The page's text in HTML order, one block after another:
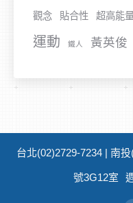
觀念 貼合性 超高能
運動 鐵人 黃英俊
台北(02)2729-7234 | 南
號3G12室